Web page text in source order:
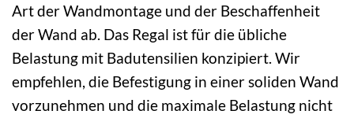
Art der Wandmontage und der Beschaffenheit
der Wand ab. Das Regal ist für die übliche
Belastung mit Badutensilien konzipiert. Wir
empfehlen, die Befestigung in einer soliden Wand
vorzunehmen und die maximale Belastung nicht